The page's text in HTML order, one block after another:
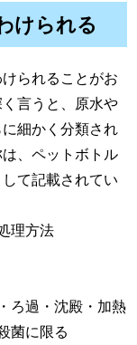
けられる
られることがお
言うと、原水や
細かく分類され
、ペットボトル
て記載されてい
理方法
・ろ過・沈殿・加熱
菌に限る